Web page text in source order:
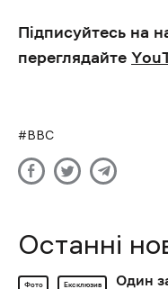
Підписуйтесь на
переглядайте
BBC
Останні
Фото Ексклюзив
Один